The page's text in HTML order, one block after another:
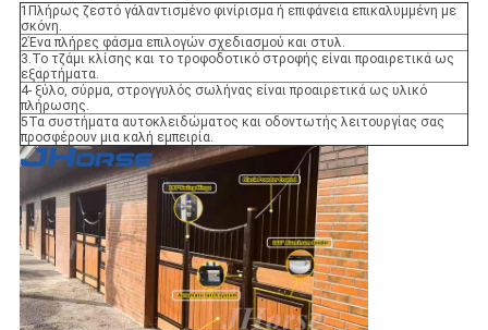
1Πλήρως ζεστό γάλαντισμένο φινίρισμα ή επιφάνεια επικαλυμμένη με
σκόνη.
2Ένα πλήρες φάσμα επιλογών σχεδιασμού και στυλ.
3.Το τζάμι κλίσης και το τροφοδοτικό στροφής είναι προαιρετικά ως
εξαρτήματα.
4- ξύλο, σύρμα, στρογγυλός σωλήνας είναι προαιρετικά ως υλικό
πλήρωσης.
5Τα συστήματα αυτοκλειδώματος και οδοντωτής λειτουργίας σας
προσφέρουν μια καλή εμπειρία.